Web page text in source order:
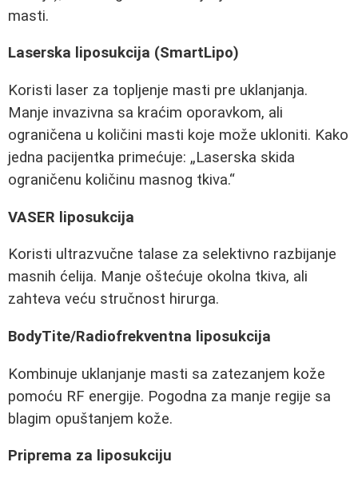
masti.
Laserska liposukcija (SmartLipo)
Koristi laser za topljenje masti pre uklanjanja.
Manje invazivna sa kraćim oporavkom, ali
ograničena u količini masti koje može ukloniti. Kako
jedna pacijentka primećuje:
Laserska skida
ograničenu količinu masnog tkiva.
VASER liposukcija
Koristi ultrazvučne talase za selektivno razbijanje
masnih ćelija. Manje oštećuje okolna tkiva, ali
zahteva veću stručnost hirurga.
BodyTite/Radiofrekventna liposukcija
Kombinuje uklanjanje masti sa zatezanjem kože
pomoću RF energije. Pogodna za manje regije sa
blagim opuštanjem kože.
Priprema za liposukciju